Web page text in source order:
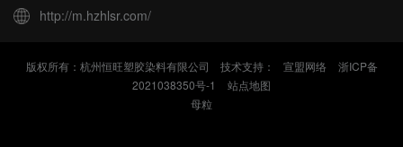
http://m.hzhlsr.com/
版权所有：杭州恒旺塑胶染料有限公司 技术支持： 宣盟网络
浙ICP备
2021038350号-1
站点地图
母粒